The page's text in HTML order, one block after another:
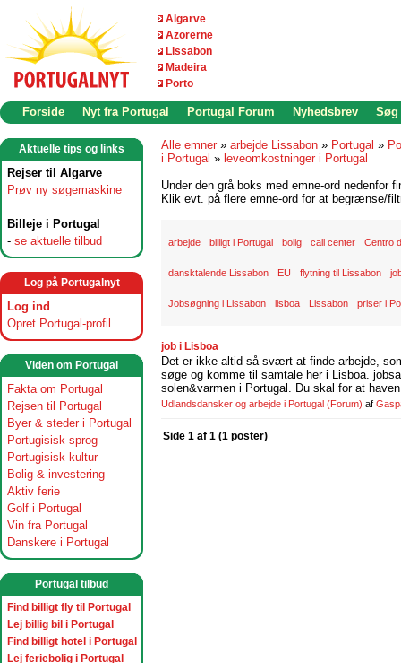
Algarve
Azorerne
Lissabon
Madeira
Porto
Forside Nyt fra Portugal Portugal Forum Nyhedsbrev Søg
Aktuelle tips og links
Rejser til Algarve
Prøv ny søgemaskine
Billeje i Portugal
- se aktuelle tilbud
Log på Portugalnyt
Log ind
Opret Portugal-profil
Viden om Portugal
Fakta om Portugal
Rejsen til Portugal
Byer & steder i Portugal
Portugisisk sprog
Portugisisk kultur
Bolig & investering
Aktiv ferie
Golf i Portugal
Vin fra Portugal
Danskere i Portugal
Portugal tilbud
Find billigt fly til Portugal
Lej billig bil i Portugal
Find billigt hotel i Portugal
Lej feriebolig i Portugal
Alle emner » arbejde Lissabon » Portugal »
i Portugal » leveomkostninger i Portugal
Under den grå boks med emne-ord nedenfor
Klik evt. på flere emne-ord for at begrænse/
arbejde billigt i Portugal bolig call center Centro
dansktalende Lissabon EU flytning til Lissabon
Jobsøgning i Lissabon lisboa Lissabon priser i
job i Lisboa
Det er ikke altid så svært at finde arbejde,
søge og komme til samtale her i Lisboa.
solen&varmen i Portugal. Du skal for at
Udlandsdansker og arbejde i Portugal (Forum) af
Side 1 af 1 (1 poster)